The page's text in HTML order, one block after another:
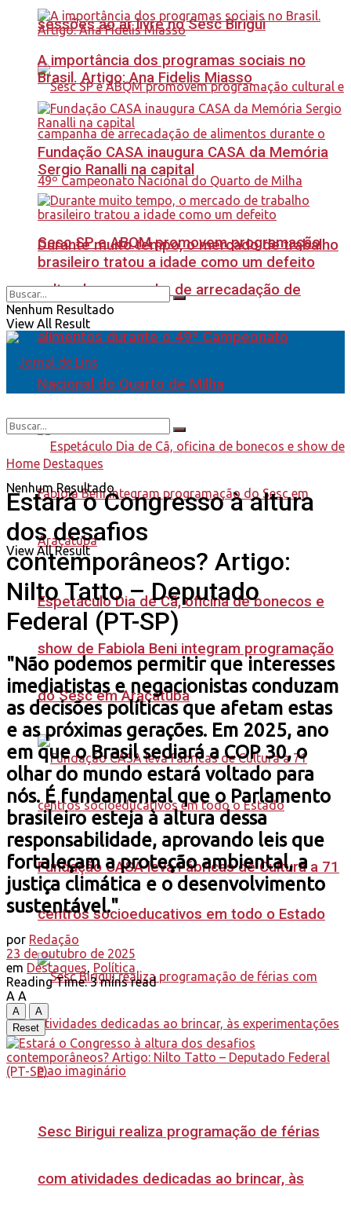
sessões ao ar livre no Sesc Birigui
Sesc SP e ABQM promovem programação
cultural e campanha de arrecadação de
alimentos durante o 49º Campeonato
Nacional do Quarto de Milha
Espetáculo Dia de Cã, oficina de bonecos e
show de Fabiola Beni integram programação
do Sesc em Araçatuba
Fundação CASA leva Fábricas de Cultura a 71
centros socioeducativos em todo o Estado
Sesc Birigui realiza programação de férias
com atividades dedicadas ao brincar, às
A importância dos programas sociais no
Brasil. Artigo: Ana Fidelis Miasso
Fundação CASA inaugura CASA da Memória
Sergio Ranalli na capital
Durante muito tempo, o mercado de trabalho
brasileiro tratou a idade como um defeito
Nenhum Resultado
View All Result
Nenhum Resultado
View All Result
Home Destaques
Estará o Congresso à altura
dos desafios
contemporâneos? Artigo:
Nilto Tatto – Deputado
Federal (PT-SP)
"Não podemos permitir que interesses
imediatistas e negacionistas conduzam
as decisões políticas que afetam estas
e as próximas gerações. Em 2025, ano
em que o Brasil sediará a COP 30, o
olhar do mundo estará voltado para
nós. É fundamental que o Parlamento
brasileiro esteja à altura dessa
responsabilidade, aprovando leis que
fortaleçam a proteção ambiental, a
justiça climática e o desenvolvimento
sustentável."
por Redação
23 de outubro de 2025
em Destaques, Política
Reading Time: 3 mins read
A A
A
A
Reset